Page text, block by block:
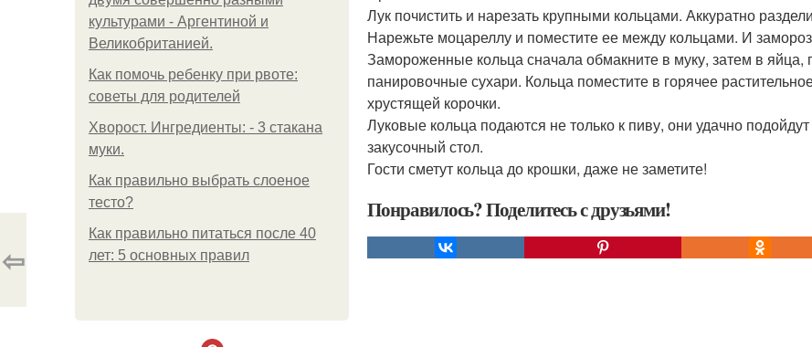
культурами - Аргентиной и
Великобританией.
Как помочь ребенку при рвоте:
советы для родителей
Хворост. Ингредиенты: - 3 стакана
муки.
Как правильно выбрать слоеное
тесто?
Как правильно питаться после 40
лет: 5 основных правил
Лук почистить и нарезать крупными кольцами. Аккуратно
Нарежьте моцареллу и поместите ее между кольцами. И
Замороженные кольца сначала обмакните в муку, затем в
панировочные сухари. Кольца поместите в горячее
хрустящей корочки.
Луковые кольца подаются не только к пиву, они удачно
закусочный стол.
Гости сметут кольца до крошки, даже не заметите!
Понравилось? Поделитесь с друзьями!
⇦